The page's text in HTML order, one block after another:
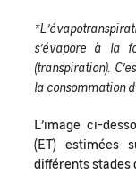
s’évapore à la
(transpiration).
la consommation
L’image ci-
(ET) estimées
différents stades